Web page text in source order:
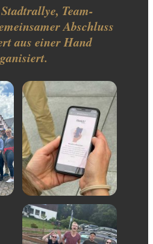
Team-
Abschluss
aus einer Hand